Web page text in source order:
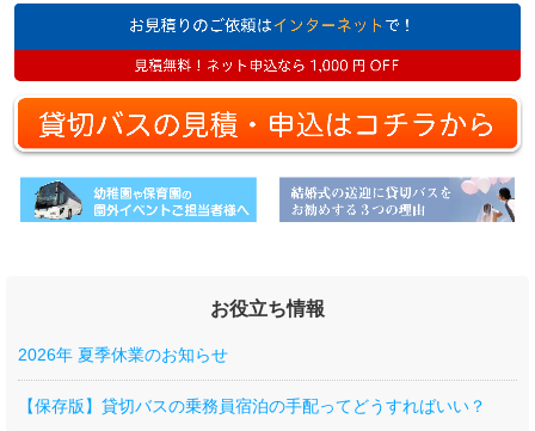
お役立ち情報
2026年 夏季休業のお知らせ
【保存版】貸切バスの乗務員宿泊の手配ってどうすればいい？